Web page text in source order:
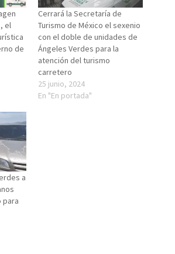
el
de
Cerrará la Secretaría de
Turismo de México el sexenio
con el doble de unidades de
Ángeles Verdes para la
atención del turismo
carretero
25 junio, 2024
En "En portada"
a
para